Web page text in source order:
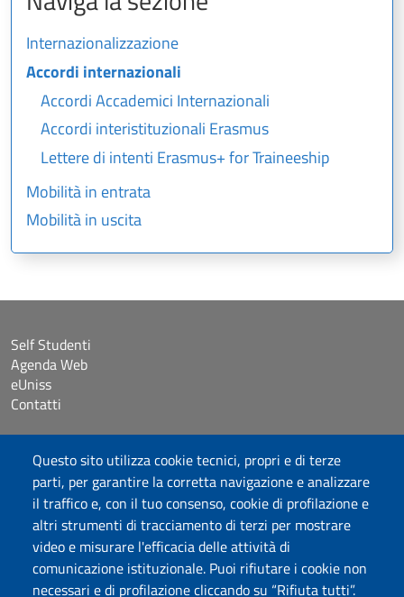
Questo sito utilizza cookie tecnici, propri e di terze
parti, per garantire la corretta navigazione e analizzare
il traffico e, con il tuo consenso, cookie di profilazione e
altri strumenti di tracciamento di terzi per mostrare
video e misurare l'efficacia delle attività di
comunicazione istituzionale. Puoi rifiutare i cookie non
necessari e di profilazione cliccando su “Rifiuta tutti”.
Internazionalizzazione
Accordi internazionali
Accordi Accademici Internazionali
Accordi interistituzionali Erasmus
Lettere di intenti Erasmus+ for Traineeship
Mobilità in entrata
Mobilità in uscita
Self Studenti
Agenda Web
eUniss
Contatti
Accessibilità
Dichiarazione di accessibilità
Cookie settings
Mappa del sito
Protocollo
Seguici su